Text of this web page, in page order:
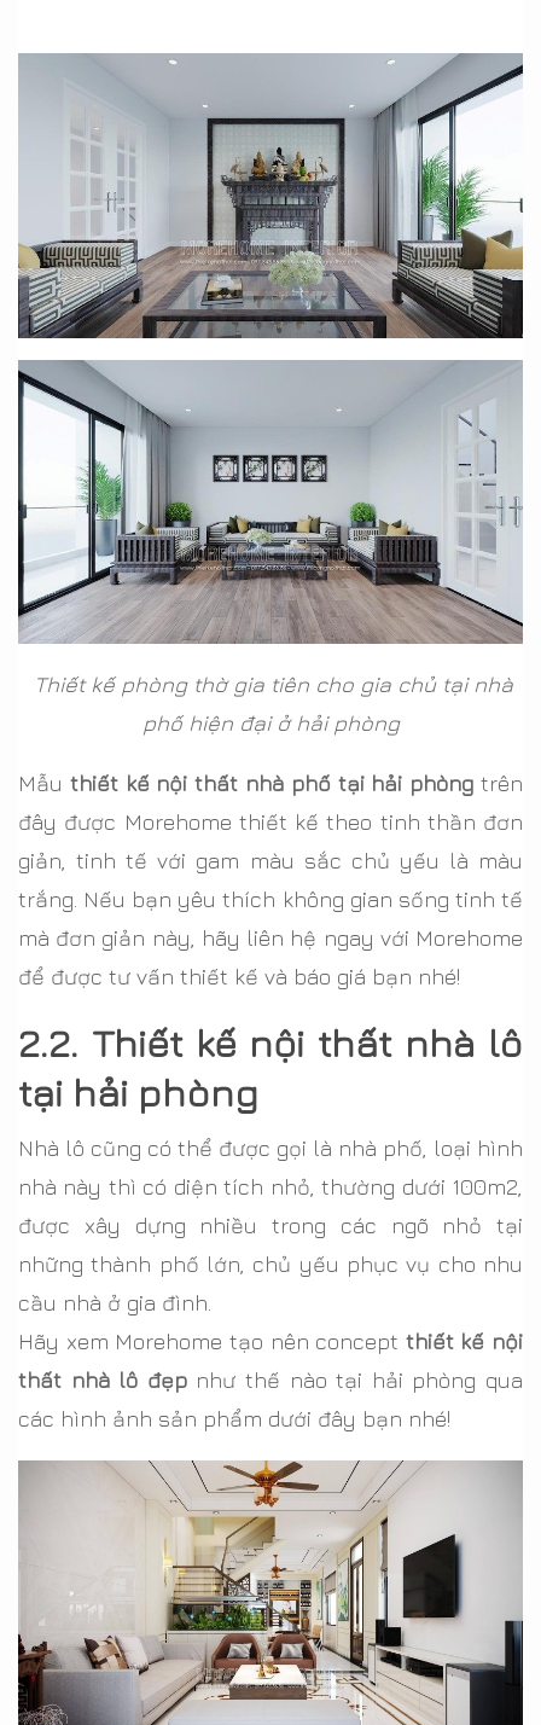
Thiết kế phòng thờ gia tiên cho gia chủ tại nhà
phố hiện đại ở hải phòng
Mẫu thiết kế nội thất nhà phố tại hải phòng trên
đây được Morehome thiết kế theo tinh thần đơn
giản, tinh tế với gam màu sắc chủ yếu là màu
trắng. Nếu bạn yêu thích không gian sống tinh tế
mà đơn giản này, hãy liên hệ ngay với Morehome
để được tư vấn thiết kế và báo giá bạn nhé!
2.2. Thiết kế nội thất nhà lô
tại hải phòng
Nhà lô cũng có thể được gọi là nhà phố, loại hình
nhà này thì có diện tích nhỏ, thường dưới 100m2,
được xây dựng nhiều trong các ngõ nhỏ tại
những thành phố lớn, chủ yếu phục vụ cho nhu
cầu nhà ở gia đình.
Hãy xem Morehome tạo nên concept thiết kế nội
thất nhà lô đẹpnhư thế nào tại hải phòng qua
các hình ảnh sản phẩm dưới đây bạn nhé!